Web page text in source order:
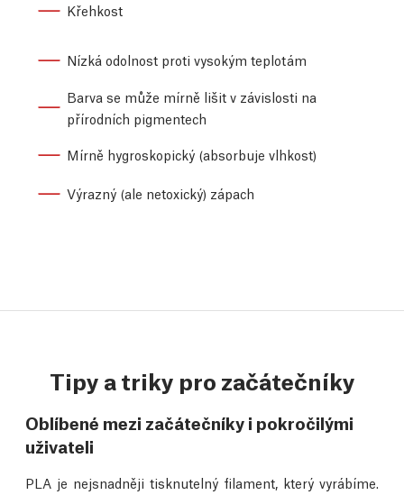
Křehkost
Nízká odolnost proti vysokým teplotám
Barva se může mírně lišit v závislosti na
přírodních pigmentech
Mírně hygroskopický (absorbuje vlhkost)
Výrazný (ale netoxický) zápach
Tipy a triky pro začátečníky
Oblíbené mezi začátečníky i pokročilými
uživateli
PLA je nejsnadněji tisknutelný filament, který vyrábíme.